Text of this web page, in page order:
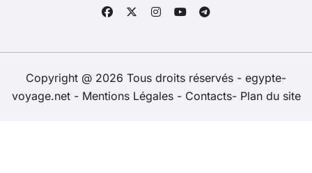
Copyright @ 2026 Tous droits réservés - egypte-
voyage.net - Mentions Légales - Contacts- Plan du site